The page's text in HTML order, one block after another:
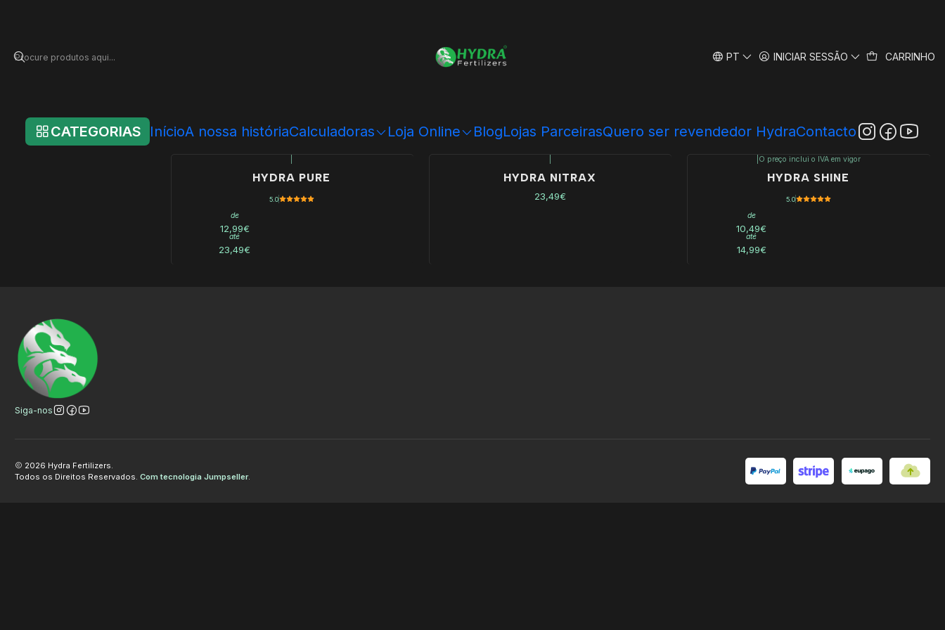
PT INICIAR SESSÃO CARRINHO
CATEGORIAS InícioA nossa históriaCalculadoras Loja Online BlogLojas ParceirasQuero ser revendedor HydraContacto
Purificação & Correção
HYDRA PURE
5.0
de
12,99€
até
23,49€
HYDRA NITRAX
23,49€
O preço inclui o IVA em vigor
HYDRA SHINE
5.0
de
10,49€
até
14,99€
Siga-nos
2026 Hydra Fertilizers.
Todos os Direitos Reservados. Com tecnologia Jumpseller.